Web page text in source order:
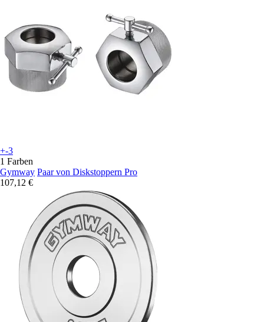
+-3
1 Farben
Gymway Paar von Diskstoppern Pro
107,12 €